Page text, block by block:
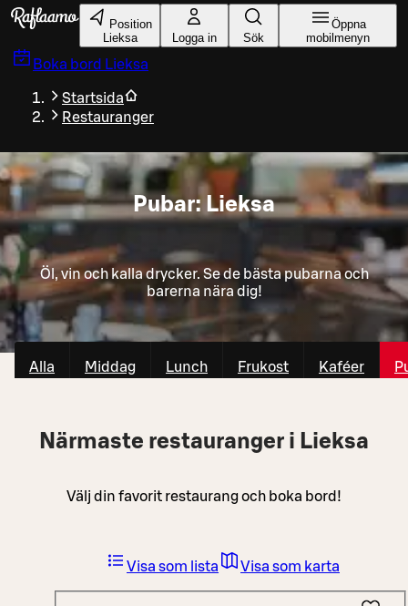
Gå till huvudinnehållet
Position
Lieksa
Logga in Sök
Öppna
mobilmenyn
Boka bord Lieksa
Startsida
Restauranger
Pubar: Lieksa
Öl, vin och kalla drycker. Se de bästa pubarna och
barerna nära dig!
Alla Middag Lunch Frukost Kaféer
Närmaste restauranger i Lieksa
Välj din favorit restaurang och boka bord!
Visa som lista Visa som karta